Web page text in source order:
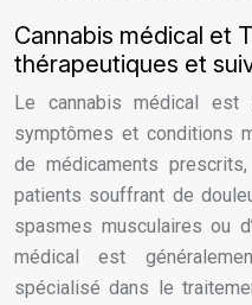
Cannabis médical et
thérapeutiques et
Le cannabis médical est
symptômes et conditions
de médicaments
patients souffrant de
spasmes musculaires ou
médical est
spécialisé dans le